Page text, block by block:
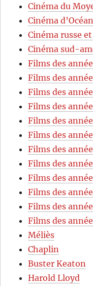
Cinéma du
Cinéma
Cinéma russe
Cinéma sud-
Films des
Films des
Films des
Films des
Films des
Films des
Films des
Films des
Films des
Films des
Films des
Films des
Méliès
Chaplin
Buster Keaton
Harold Lloyd